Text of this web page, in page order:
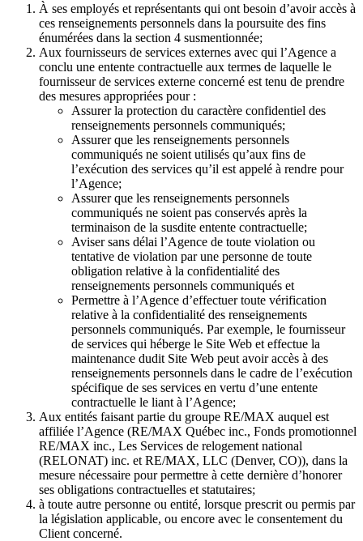
À ses employés et représentants qui ont besoin d’avoir accès à
ces renseignements personnels dans la poursuite des fins
énumérées dans la section 4 susmentionnée;
Aux fournisseurs de services externes avec qui l’Agence a
conclu une entente contractuelle aux termes de laquelle le
fournisseur de services externe concerné est tenu de prendre
des mesures appropriées pour :
Assurer la protection du caractère confidentiel des
renseignements personnels communiqués;
Assurer que les renseignements personnels
communiqués ne soient utilisés qu’aux fins de
l’exécution des services qu’il est appelé à rendre pour
l’Agence;
Assurer que les renseignements personnels
communiqués ne soient pas conservés après la
terminaison de la susdite entente contractuelle;
Aviser sans délai l’Agence de toute violation ou
tentative de violation par une personne de toute
obligation relative à la confidentialité des
renseignements personnels communiqués et
Permettre à l’Agence d’effectuer toute vérification
relative à la confidentialité des renseignements
personnels communiqués. Par exemple, le fournisseur
de services qui héberge le Site Web et effectue la
maintenance dudit Site Web peut avoir accès à des
renseignements personnels dans le cadre de l’exécution
spécifique de ses services en vertu d’une entente
contractuelle le liant à l’Agence;
Aux entités faisant partie du groupe RE/MAX auquel est
affiliée l’Agence (RE/MAX Québec inc., Fonds promotionnel
RE/MAX inc., Les Services de relogement national
(RELONAT) inc. et RE/MAX, LLC (Denver, CO)), dans la
mesure nécessaire pour permettre à cette dernière d’honorer
ses obligations contractuelles et statutaires;
à toute autre personne ou entité, lorsque prescrit ou permis par
la législation applicable, ou encore avec le consentement du
Client concerné.